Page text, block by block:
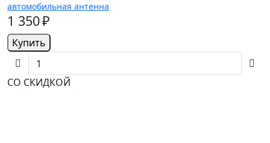
автомобильная антенна
1 350 ₽
Купить
СО СКИДКОЙ